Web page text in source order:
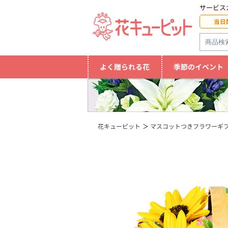
サービス
当日
よく贈られる花 季節のイベント
花キューピット マスコットつきフラワーギ